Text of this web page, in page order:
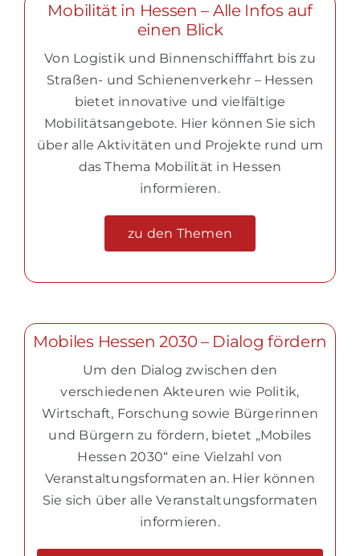
Mobilität in Hessen – Alle Infos auf
einen Blick
Von Logistik und Binnenschifffahrt bis zu
Straßen- und Schienenverkehr – Hessen
bietet innovative und vielfältige
Mobilitätsangebote. Hier können Sie sich
über alle Aktivitäten und Projekte rund um
das Thema Mobilität in Hessen
informieren.
zu den Themen
Mobiles Hessen 2030 – Dialog fördern
Um den Dialog zwischen den
verschiedenen Akteuren wie Politik,
Wirtschaft, Forschung sowie Bürgerinnen
und Bürgern zu fördern, bietet „Mobiles
Hessen 2030“ eine Vielzahl von
Veranstaltungsformaten an. Hier können
Sie sich über alle Veranstaltungsformaten
informieren.